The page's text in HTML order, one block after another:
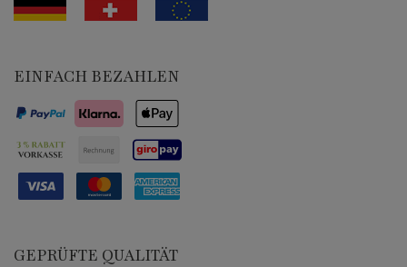
EINFACH BEZAHLEN
GEPRÜFTE QUALITÄT